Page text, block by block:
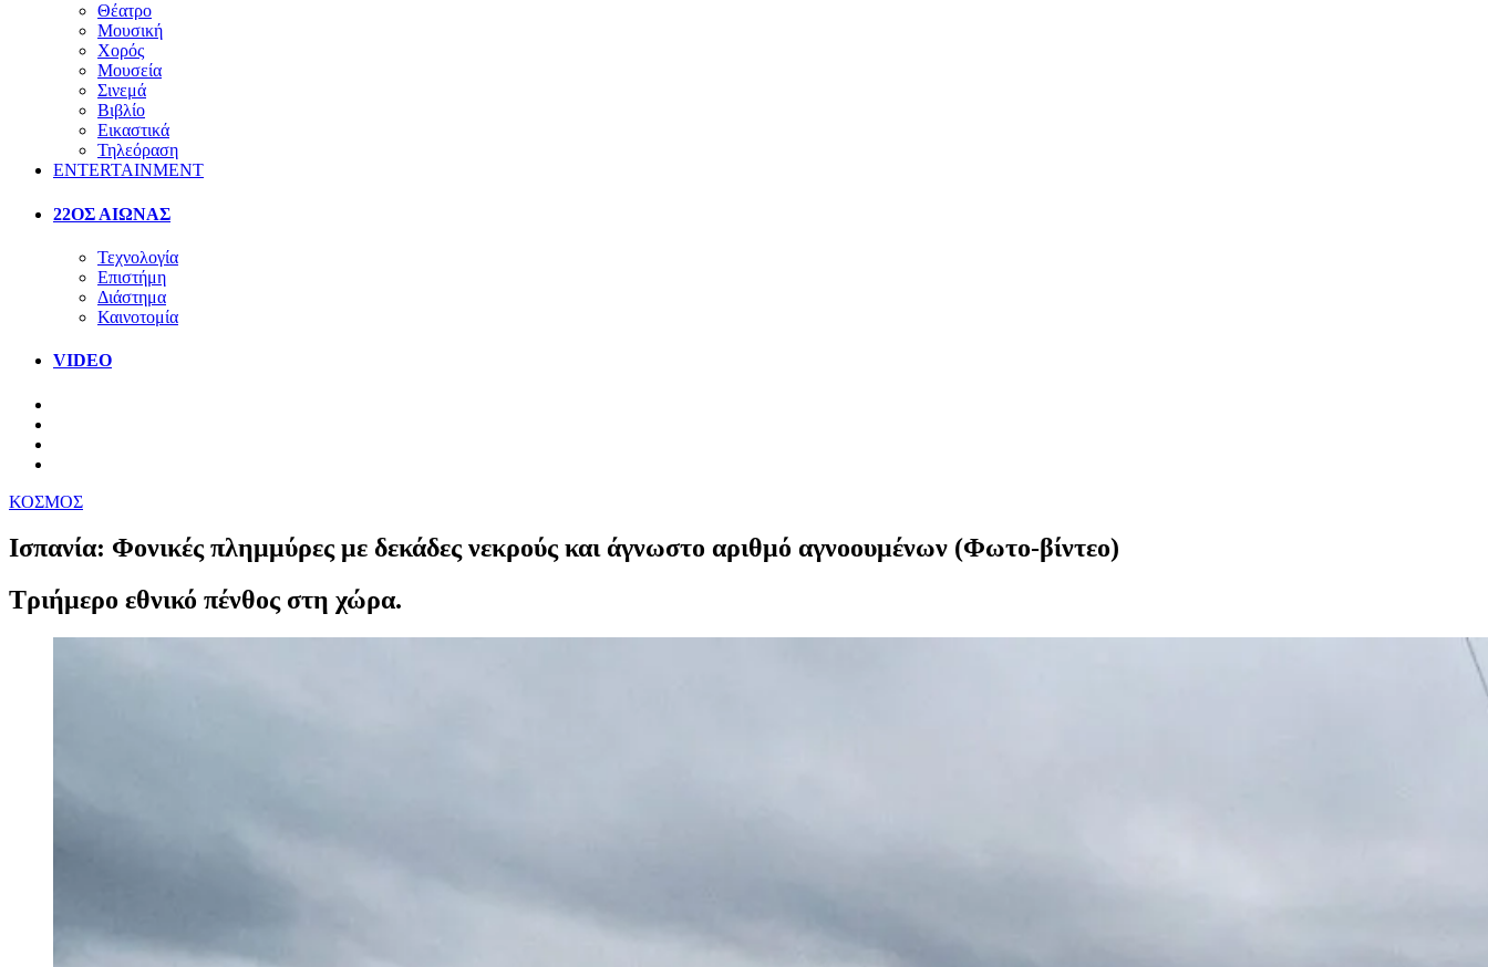
Θέατρο
Μουσική
Χορός
Μουσεία
Σινεμά
Βιβλίο
Εικαστικά
Τηλεόραση
ENTERTAINMENT
22ΟΣ ΑΙΩΝΑΣ
Τεχνολογία
Επιστήμη
Διάστημα
Καινοτομία
VIDEO
ΚΟΣΜΟΣ
Ισπανία: Φονικές πλημμύρες με δεκάδες νεκρούς και άγνωστο αριθμό αγνοουμένων (Φωτο-βίντεο)
Τριήμερο εθνικό πένθος στη χώρα.